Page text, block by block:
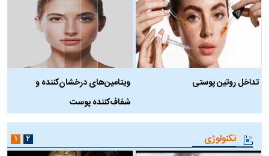
تداخل روتین پوستی
ویتامین‌های درخشان‌کننده و
شفاف‌کننده پوست
تکنولوژی ۱ ۲